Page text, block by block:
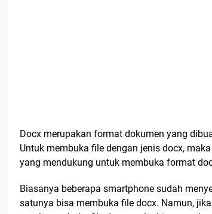
Docx merupakan format dokumen yang
Untuk membuka file dengan jenis docx,
yang mendukung untuk membuka format
Biasanya beberapa smartphone sudah
satunya bisa membuka file docx. Namun,